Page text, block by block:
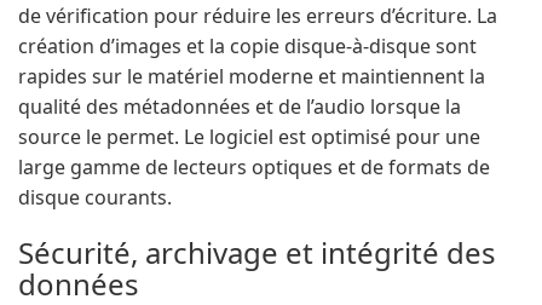
de vérification pour réduire les erreurs d’écriture. La
création d’images et la copie disque-à-disque sont
rapides sur le matériel moderne et maintiennent la
qualité des métadonnées et de l’audio lorsque la
source le permet. Le logiciel est optimisé pour une
large gamme de lecteurs optiques et de formats de
disque courants.
Sécurité, archivage et intégrité des
données